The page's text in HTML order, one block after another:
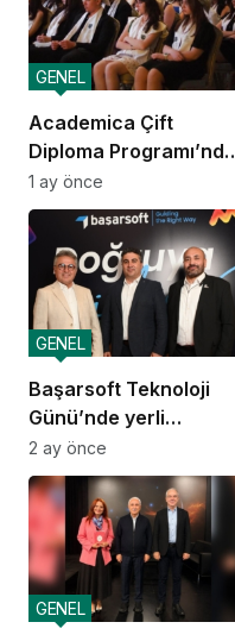
Academica Çift
Diploma Programı’nda
mezuniyet heyecanı
GENEL
1 ay önce
Başarsoft Teknoloji
Günü’nde yerli
navigasyon
GENEL
2 ay önce
GENEL